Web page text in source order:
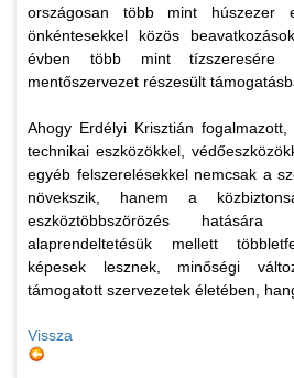
országosan több mint húszezer
önkéntesekkel közös
évben több mint tízszeresére
mentőszervezet részesült
Ahogy Erdélyi Krisztián
technikai eszközökkel,
egyéb felszerelésekkel nemcsak a
növekszik, hanem a
eszköztöbbszörözés
alaprendeltetésük mellett
képesek lesznek, minőségi
támogatott szervezetek életében,
Vissza